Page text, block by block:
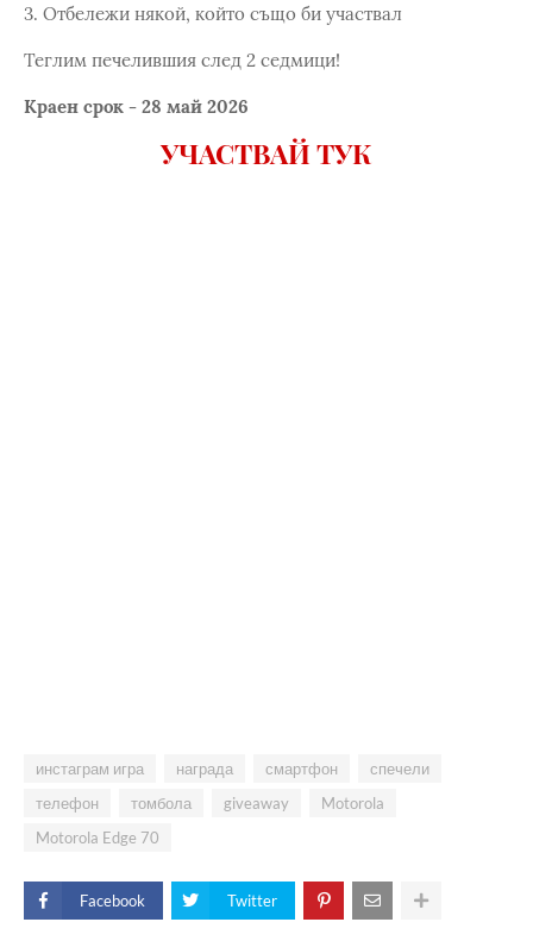
3. Отбележи някой, който също би участвал
Теглим печелившия след 2 седмици!
Краен срок - 28 май 2026
УЧАСТВАЙ ТУК
инстаграм игра награда смартфон
спечели
телефон
томбола giveaway
Motorola
Motorola Edge 70
Facebook Twitter